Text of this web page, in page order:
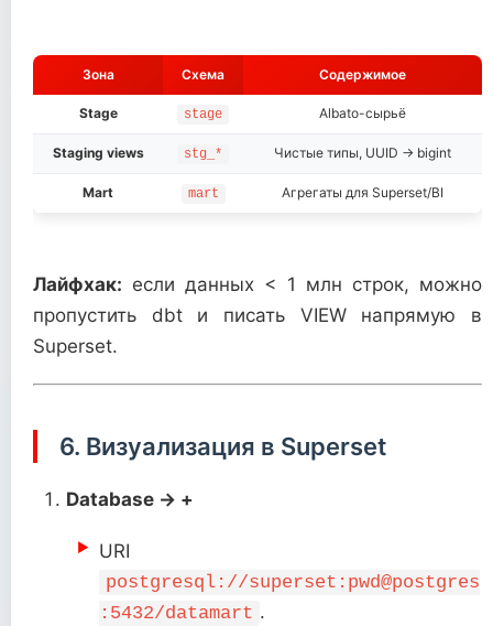
Зона Схема Содержимое
Stage stage Albato-сырьё
Staging views stg_* Чистые типы, UUID → bigint
Mart mart Агрегаты для Superset/BI
Лайфхак: если данных < 1 млн строк, можно
пропустить dbt и писать VIEW напрямую в
Superset.
6. Визуализация в Superset
Database → +
URI
postgresql://superset:pwd@postgres
:5432/datamart .